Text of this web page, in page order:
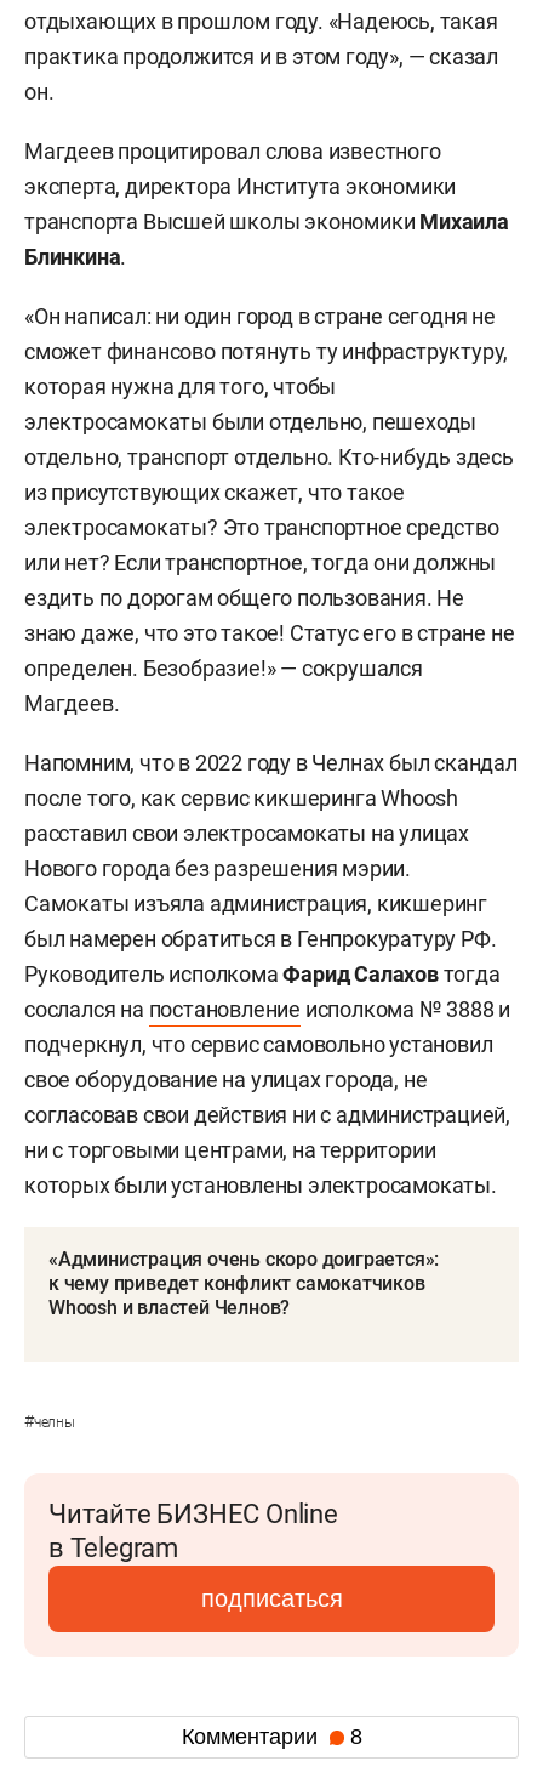
отдыхающих в прошлом году. «Надеюсь, такая
практика продолжится и в этом году», — сказал
он.
Магдеев процитировал слова известного
эксперта, директора Института экономики
транспорта Высшей школы экономики Михаила
Блинкина.
«Он написал: ни один город в стране сегодня не
сможет финансово потянуть ту инфраструктуру,
которая нужна для того, чтобы
электросамокаты были отдельно, пешеходы
отдельно, транспорт отдельно. Кто-нибудь здесь
из присутствующих скажет, что такое
электросамокаты? Это транспортное средство
или нет? Если транспортное, тогда они должны
ездить по дорогам общего пользования. Не
знаю даже, что это такое! Статус его в стране не
определен. Безобразие!» — сокрушался
Магдеев.
Напомним, что в 2022 году в Челнах был скандал
после того, как сервис кикшеринга Whoosh
расставил свои электросамокаты на улицах
Нового города без разрешения мэрии.
Самокаты изъяла администрация, кикшеринг
был намерен обратиться в Генпрокуратуру РФ.
Руководитель исполкомаФарид Салаховтогда
сослался на постановление исполкома № 3888 и
подчеркнул, что сервис самовольно установил
свое оборудование на улицах города, не
согласовав свои действия ни с администрацией,
ни с торговыми центрами, на территории
которых были установлены электросамокаты.
«Администрация очень скоро доиграется»:
к чему приведет конфликт самокатчиков
Whoosh и властей Челнов?
#челны
Читайте БИЗНЕС Online
в Telegram
подписаться
Комментарии 8